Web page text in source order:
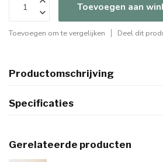
Toevoegen aan
Toevoegen om te vergelijken Deel dit
Productomschrijving
Specificaties
Gerelateerde producten